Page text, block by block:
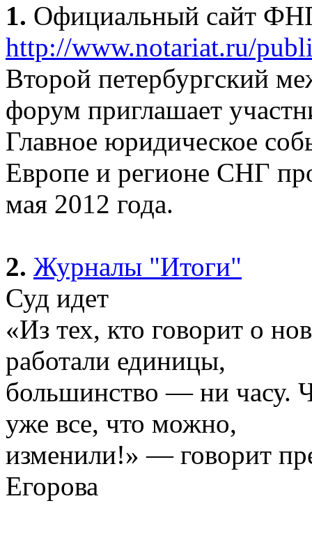
1. Официальный сайт
http://www.notariat.ru/
Второй петербургский
форум приглашает
Главное юридическое
Европе и регионе СНГ
мая 2012 года.
2. Журналы "Итоги"
Суд идет
«Из тех, кто говорит о
работали единицы,
большинство — ни часу.
уже все, что можно,
изменили!» — говорит
Егорова